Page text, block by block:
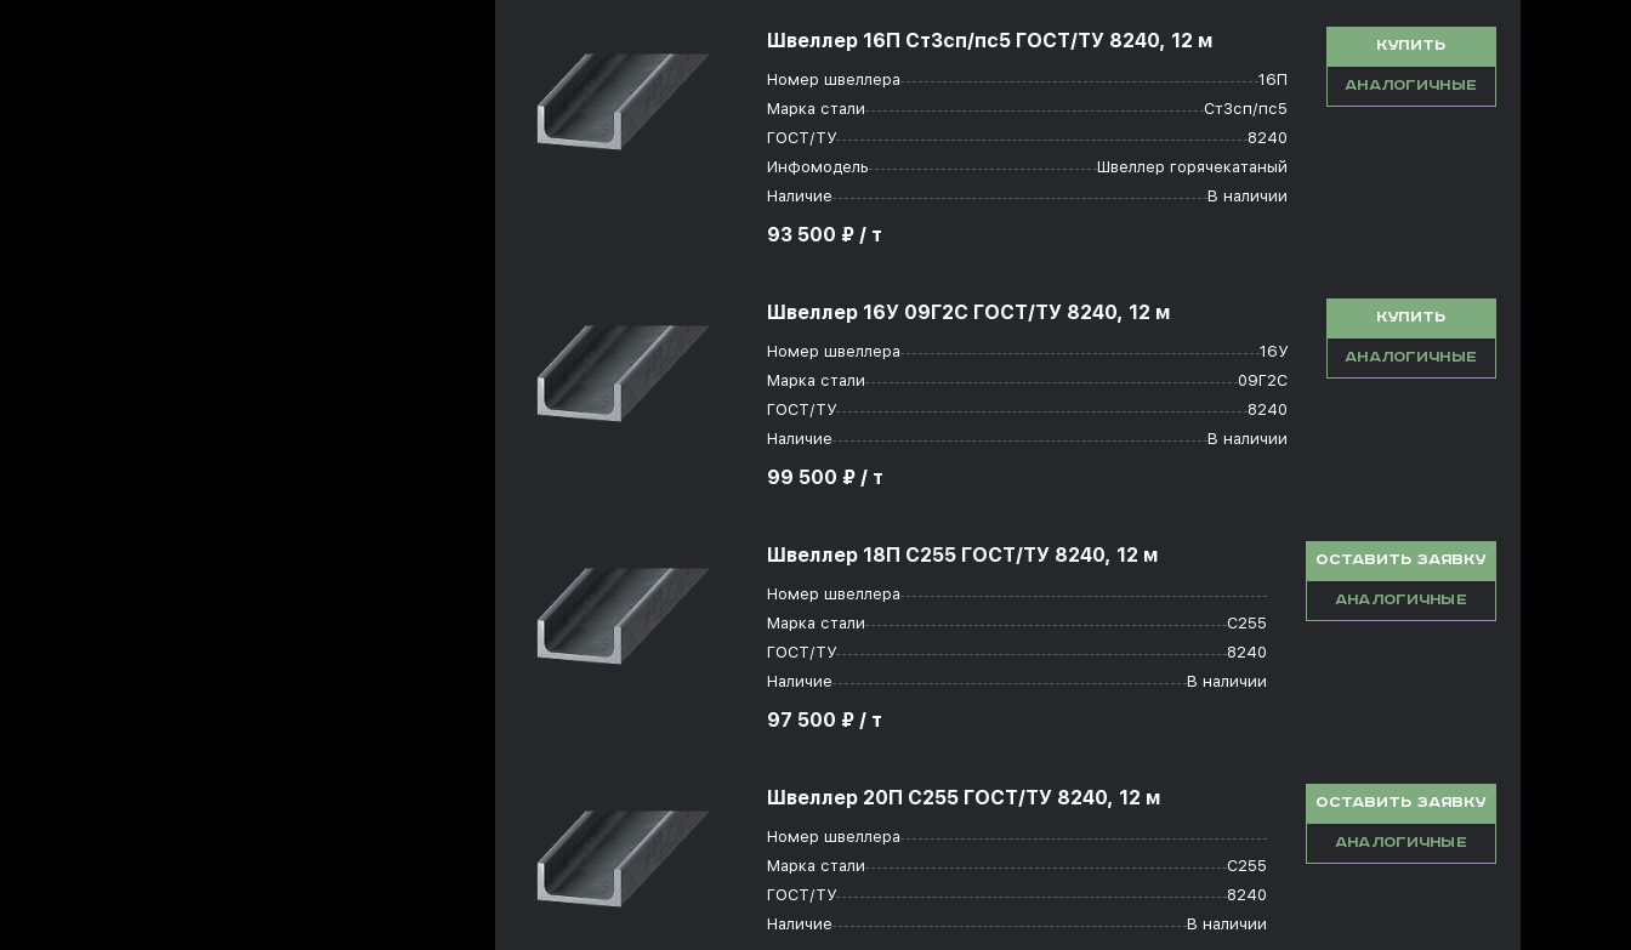
Швеллер 16П Ст3сп/пс5 ГОСТ/ТУ 8240, 12 м
Номер швеллера
16П
Марка стали
Ст3сп/пс5
ГОСТ/ТУ
8240
Инфомодель
Швеллер горячекатаный
Наличие
В наличии
93 500 ₽ / т
КУПИТЬ
АНАЛОГИЧНЫЕ
Швеллер 16У 09Г2С ГОСТ/ТУ 8240, 12 м
Номер швеллера
16У
Марка стали
09Г2С
ГОСТ/ТУ
8240
Наличие
В наличии
99 500 ₽ / т
КУПИТЬ
АНАЛОГИЧНЫЕ
Швеллер 18П С255 ГОСТ/ТУ 8240, 12 м
Номер швеллера
Марка стали
С255
ГОСТ/ТУ
8240
Наличие
В наличии
97 500 ₽ / т
ОСТАВИТЬ ЗАЯВКУ
АНАЛОГИЧНЫЕ
Швеллер 20П С255 ГОСТ/ТУ 8240, 12 м
Номер швеллера
Марка стали
С255
ГОСТ/ТУ
8240
Наличие
В наличии
ОСТАВИТЬ ЗАЯВКУ
АНАЛОГИЧНЫЕ